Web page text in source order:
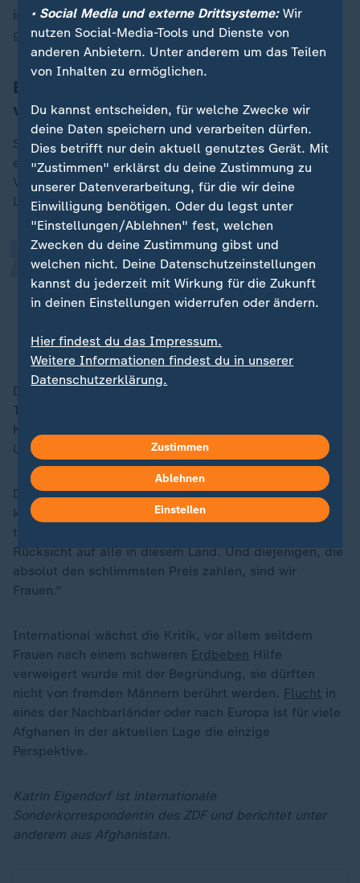
inzwischen in vielen Stadtteilen mit Lastwagen
gebracht wird.
Bildung für Frauen von der Taliban
verboten
Seitdem immer mehr Hilfsorganisationen ihre Arbeit
eingestellt haben, fehlt es ebenfalls an medizinischer
Versorgung. Welche Hoffnung gibt es noch für das
Land?
Bildung ist der einzige Weg, da
herauszukommen. Es gibt
buchstäblich keinen anderen.
„
Ruhila Matee, Gründerin der Hilfsorganisation "Aseel"
Doch Bildung wird den Frauen nach wie vor von den
Taliban verboten. Sie haben nur bis zur sechsten
Klasse Zugang zu
überhaupt nicht studieren.
Die afghanische Frauenrechtlerin Mahbouba Seraj
kritisiert das Regime der Taliban offen: "Die Taliban
tun, was die Taliban tun. Und sie tun es mit keinerlei
Rücksicht auf alle in diesem Land. Und diejenigen, die
absolut den schlimmsten Preis zahlen, sind wir
Frauen."
International wächst die Kritik, vor allem seitdem
Frauen nach einem schweren Erdbeben Hilfe
verweigert wurde mit der Begründung, sie dürften
nicht von fremden Männern berührt werden. Flucht in
eines der Nachbarländer oder nach Europa ist für viele
Afghanen in der aktuellen Lage die einzige
Perspektive.
Katrin Eigendorf ist internationale
Sonderkorrespondentin des ZDF und berichtet unter
anderem aus Afghanistan.
• Social Media und externe Drittsysteme:Wir
nutzen Social-Media-Tools und Dienste von
anderen Anbietern. Unter anderem um das Teilen
von Inhalten zu ermöglichen.
Du kannst entscheiden, für welche Zwecke wir
deine Daten speichern und verarbeiten dürfen.
Dies betrifft nur dein aktuell genutztes Gerät. Mit
"Zustimmen" erklärst du deine Zustimmung zu
unserer Datenverarbeitung, für die wir deine
Einwilligung benötigen. Oder du legst unter
"Einstellungen/Ablehnen" fest, welchen
Zwecken du deine Zustimmung gibst und
welchen nicht. Deine Datenschutzeinstellungen
kannst du jederzeit mit Wirkung für die Zukunft
in deinen Einstellungen widerrufen oder ändern.
Hier findest du das Impressum.
Weitere Informationen findest du in unserer
Datenschutzerklärung.
Zustimmen
Ablehnen
Einstellen